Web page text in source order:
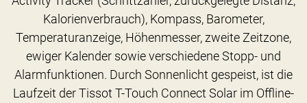
Kalorienverbrauch), Kompass, Barometer,
Temperaturanzeige, Höhenmesser, zweite Zeitzone,
ewiger Kalender sowie verschiedene Stopp- und
Alarmfunktionen. Durch Sonnenlicht gespeist, ist die
Laufzeit der Tissot T-Touch Connect Solar im Offline-